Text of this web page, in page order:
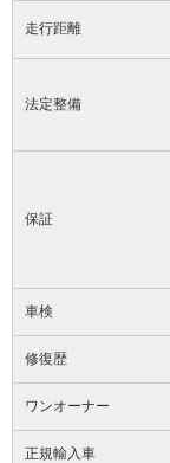
走行距離
法定整備
保証
車検
修復歴
ワンオーナー
正規輸入車